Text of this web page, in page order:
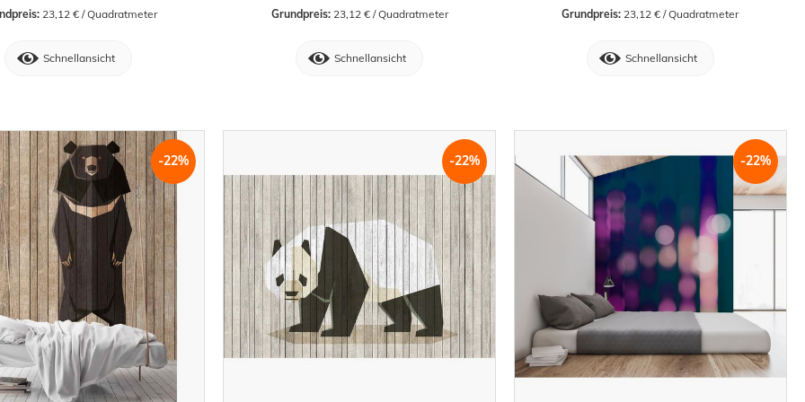
23,12 € / Quadratmeter
Schnellansicht
Grundpreis: 23,12 € / Quadratmeter
Schnellansicht
Grundpreis: 23,12 € / Quadratmeter
Schnellansicht
-22% -22% -22%